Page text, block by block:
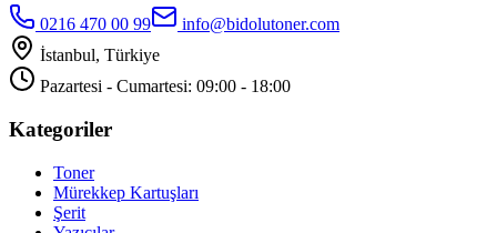
0216 470 00 99
info@bidolutoner.com
İstanbul, Türkiye
Pazartesi - Cumartesi: 09:00 - 18:00
Kategoriler
Toner
Mürekkep Kartuşları
Şerit